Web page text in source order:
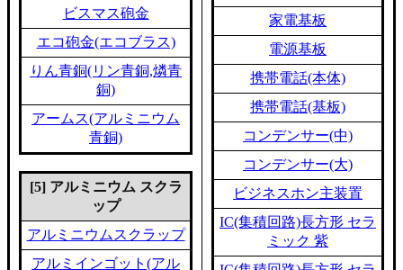
ビスマス砲金
エコ砲金(エコブラス)
りん青銅(リン青銅,燐青
銅)
アームス(アルミニウム
青銅)
[5] アルミニウム スクラ
ップ
アルミニウムスクラップ
アルミインゴット(アル
家電基板
電源基板
携帯電話(本体)
携帯電話(基板)
コンデンサー(中)
コンデンサー(大)
ビジネスホン主装置
IC(集積回路)長方形 セラ
ミック 紫